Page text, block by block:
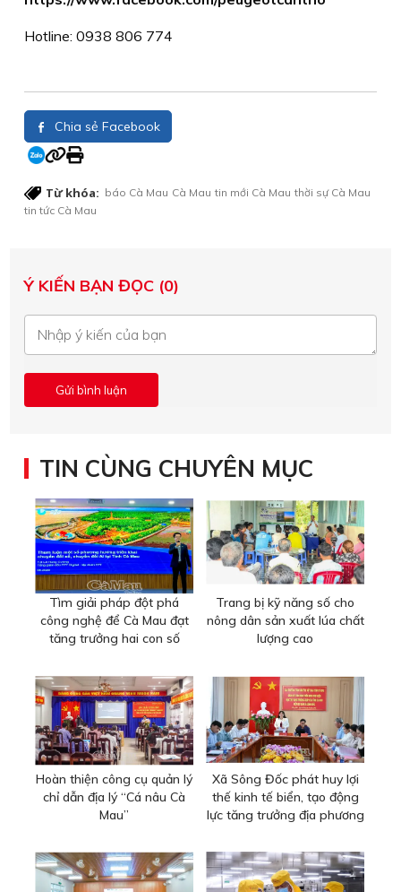
Hotline: 0938 806 774
Chia sẻ Facebook
Từ khóa: báo Cà Mau Cà Mau tin mới Cà Mau thời sự Cà Mau
tin tức Cà Mau
Ý KIẾN BẠN ĐỌC (0)
TIN CÙNG CHUYÊN MỤC
Tìm giải pháp đột phá
công nghệ để Cà Mau đạt
tăng trưởng hai con số
Trang bị kỹ năng số cho
nông dân sản xuất lúa chất
lượng cao
Hoàn thiện công cụ quản lý
chỉ dẫn địa lý “Cá nâu Cà
Mau”
Xã Sông Đốc phát huy lợi
thế kinh tế biển, tạo động
lực tăng trưởng địa phương